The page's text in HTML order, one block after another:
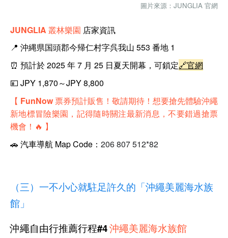
圖片來源： JUNGLIA 官網
JUNGLIA 叢林樂園 店家資訊
📍 沖縄県国頭郡今帰仁村字呉我山 553 番地 1
⏰ 預計於 2025 年 7 月 25 日夏天開幕，可鎖定🔗官網
💴 JPY 1,870～JPY 8,800
【 FunNow 票券預計販售！敬請期待！ 想要搶先體驗沖繩
新地標冒險樂園，記得隨時關注最新消息，不要錯過搶票
機會！🔥 】
🚗 汽車導航 Map Code： 206 807 512*82
（三）一不小心就駐足許久的「沖繩美麗海水族
館」
沖繩自由行推薦行程#4沖繩美麗海水族館